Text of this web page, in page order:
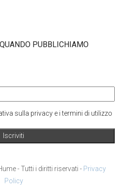
PUBBLICHIAMO
sulla privacy e i termini di utilizzo
- Tutti i diritti riservati - Privacy
Policy